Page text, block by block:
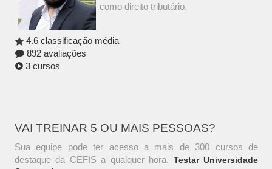
como direito tributário.
4.6 classificação média
892 avaliações
3 cursos
VAI TREINAR 5 OU MAIS PESSOAS?
Sua equipe pode ter acesso a mais de 300 cursos de
destaque da CEFIS a qualquer hora. Testar Universidade